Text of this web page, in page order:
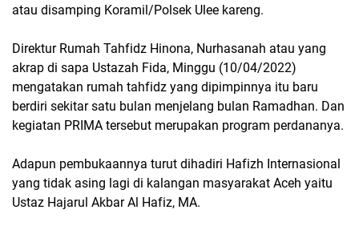
atau disamping Koramil/Polsek Ulee kareng.
Direktur Rumah Tahfidz Hinona, Nurhasanah atau yang
akrap di sapa Ustazah Fida, Minggu (10/04/2022)
mengatakan rumah tahfidz yang dipimpinnya itu baru
berdiri sekitar satu bulan menjelang bulan Ramadhan. Dan
kegiatan PRIMA tersebut merupakan program perdananya.
Adapun pembukaannya turut dihadiri Hafizh Internasional
yang tidak asing lagi di kalangan masyarakat Aceh yaitu
Ustaz Hajarul Akbar Al Hafiz, MA.